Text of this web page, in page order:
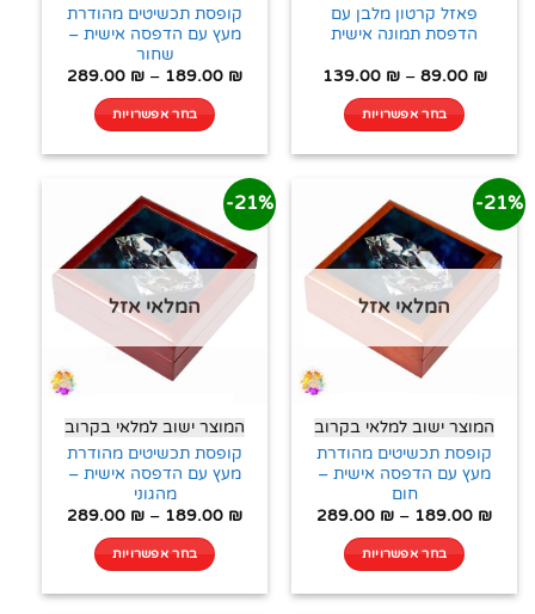
פאזל קרטון מלבן עם
הדפסת תמונה אישית
89.00 ₪
–
139.00 ₪
בחר אפשרויות
קופסת תכשיטים מהודרת
מעץ עם הדפסה אישית –
שחור
189.00 ₪
–
289.00 ₪
בחר אפשרויות
21%-
המלאי אזל
המוצר ישוב למלאי בקרוב
קופסת תכשיטים מהודרת
מעץ עם הדפסה אישית –
חום
189.00 ₪
–
289.00 ₪
בחר אפשרויות
21%-
המלאי אזל
המוצר ישוב למלאי בקרוב
קופסת תכשיטים מהודרת
מעץ עם הדפסה אישית –
מהגוני
189.00 ₪
–
289.00 ₪
בחר אפשרויות